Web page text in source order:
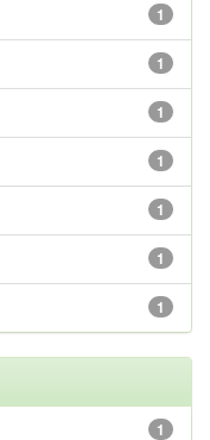
1
1
1
1
1
1
1
1